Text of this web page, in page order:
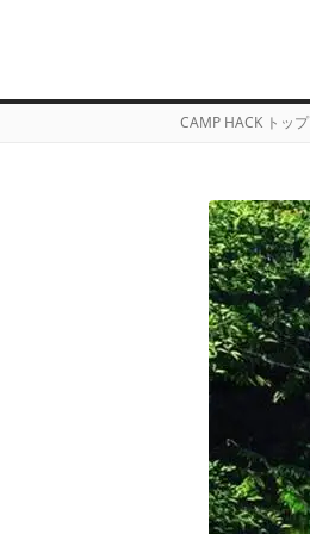
CAMP HACK トップ